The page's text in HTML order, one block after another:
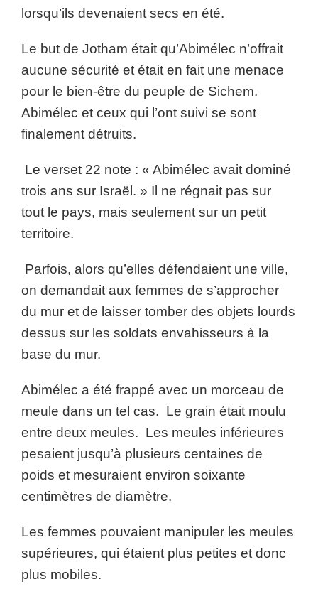
lorsqu’ils devenaient secs en été.
Le but de Jotham était qu’Abimélec n’offrait
aucune sécurité et était en fait une menace
pour le bien-être du peuple de Sichem.
Abimélec et ceux qui l’ont suivi se sont
finalement détruits.
Le verset 22 note : « Abimélec avait dominé
trois ans sur Israël. » Il ne régnait pas sur
tout le pays, mais seulement sur un petit
territoire.
Parfois, alors qu’elles défendaient une ville,
on demandait aux femmes de s’approcher
du mur et de laisser tomber des objets lourds
dessus sur les soldats envahisseurs à la
base du mur.
Abimélec a été frappé avec un morceau de
meule dans un tel cas. Le grain était moulu
entre deux meules. Les meules inférieures
pesaient jusqu’à plusieurs centaines de
poids et mesuraient environ soixante
centimètres de diamètre.
Les femmes pouvaient manipuler les meules
supérieures, qui étaient plus petites et donc
plus mobiles.